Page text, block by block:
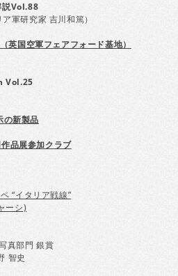
説Vol.88
軍研究家 吉川和篤）
英国空軍フェアフォード基地）
Vol.25
の新製品
品展参加クラブ
“イタリア戦線”
ーシ)
真部門 銀賞
智史